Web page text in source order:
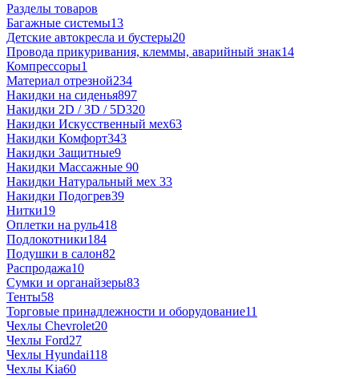
Разделы товаров
Багажные системы13
Детские автокресла и бустеры20
Провода прикуривания, клеммы, аварийный знак14
Компрессоры1
Материал отрезной234
Накидки на сиденья897
Накидки 2D / 3D / 5D320
Накидки Искусственный мех63
Накидки Комфорт343
Накидки Защитные9
Накидки Массажные 90
Накидки Натуральный мех 33
Накидки Подогрев39
Нитки19
Оплетки на руль418
Подлокотники184
Подушки в салон82
Распродажа10
Сумки и органайзеры83
Тенты58
Торговые принадлежности и оборудование11
Чехлы Chevrolet20
Чехлы Ford27
Чехлы Hyundai118
Чехлы Kia60